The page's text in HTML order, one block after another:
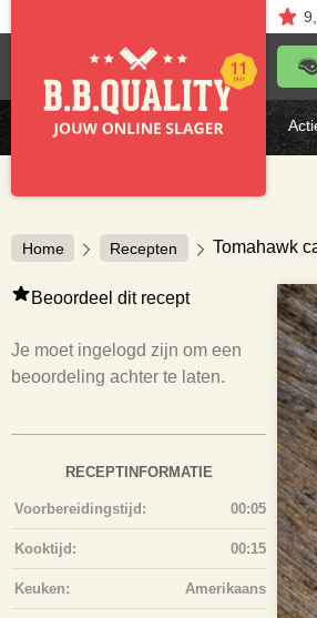
Home Recepten Tomahawk
Beoordeel dit recept
Je moet ingelogd zijn om een
beoordeling achter te laten.
RECEPTINFORMATIE
Voorbereidingstijd: 00:05
Kooktijd: 00:15
Keuken: Amerikaans